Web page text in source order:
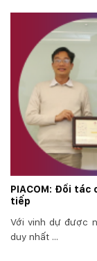
PIACOM: Đối tác
tiếp
Với vinh dự được
duy nhất ...